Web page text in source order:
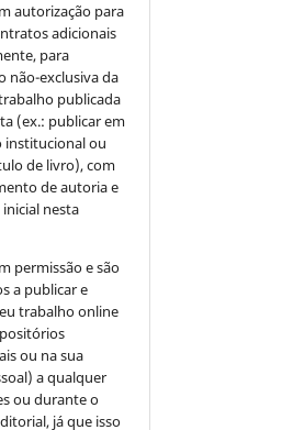
autorização para
adicionais
para
não-exclusiva da
publicada
(ex.: publicar em
institucional ou
de livro), com
de autoria e
nesta
permissão e são
a publicar e
trabalho online
ou na sua
a qualquer
ou durante o
já que isso